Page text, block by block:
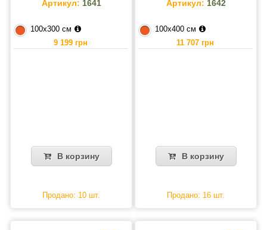
Артикул: 1641
100х300 см
9 199 грн
В корзину
Продано: 10 шт.
Артикул: 1642
100х400 см
11 707 грн
В корзину
Продано: 16 шт.